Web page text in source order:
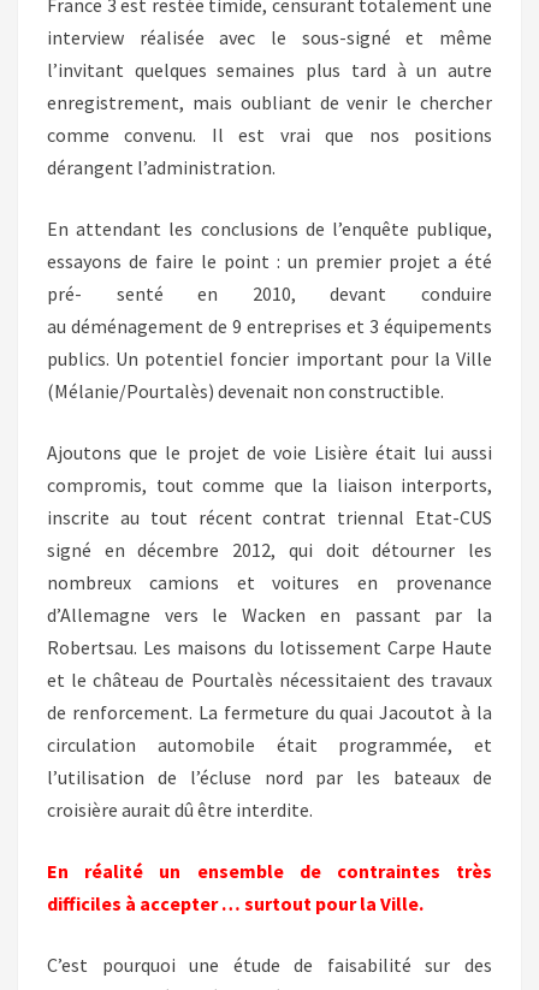
interview réalisée avec le sous-signé et même
l’invitant quelques semaines plus tard à un autre
enregistrement, mais oubliant de venir le chercher
comme convenu. Il est vrai que nos positions
dérangent l’administration.
En attendant les conclusions de l’enquête publique,
essayons de faire le point : un premier projet a été
pré- senté en 2010, devant conduire
au déménagement de 9 entreprises et 3 équipements
publics. Un potentiel foncier important pour la Ville
(Mélanie/Pourtalès) devenait non constructible.
Ajoutons que le projet de voie Lisière était lui aussi
compromis, tout comme que la liaison interports,
inscrite au tout récent contrat triennal Etat-CUS
signé en décembre 2012, qui doit détourner les
nombreux camions et voitures en provenance
d’Allemagne vers le Wacken en passant par la
Robertsau. Les maisons du lotissement Carpe Haute
et le château de Pourtalès nécessitaient des travaux
de renforcement. La fermeture du quai Jacoutot à la
circulation automobile était programmée, et
l’utilisation de l’écluse nord par les bateaux de
croisière aurait dû être interdite.
En réalité un ensemble de contraintes très
difficiles à accepter … surtout pour la Ville.
C’est pourquoi une étude de faisabilité sur des